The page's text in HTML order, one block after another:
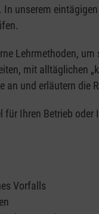
unserem
Lehrmethoden,
mit alltäglichen
an und erläutern die
für Ihren Betrieb oder
Vorfalls